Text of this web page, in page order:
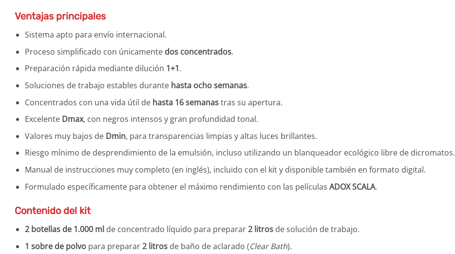
Ventajas principales
Sistema apto para envío internacional.
Proceso simplificado con únicamente dos concentrados.
Preparación rápida mediante dilución 1+1.
Soluciones de trabajo estables durante hasta ocho semanas.
Concentrados con una vida útil de hasta 16 semanastras su apertura.
Excelente Dmax, con negros intensos y gran profundidad tonal.
Valores muy bajos de Dmin, para transparencias limpias y altas luces brillantes.
Riesgo mínimo de desprendimiento de la emulsión, incluso utilizando un blanqueador ecológico libre de dicromatos.
Manual de instrucciones muy completo (en inglés), incluido con el kit y disponible también en formato digital.
Formulado específicamente para obtener el máximo rendimiento con las películas ADOX SCALA.
Contenido del kit
2 botellas de 1.000 mlde concentrado líquido para preparar2 litrosde solución de trabajo.
1 sobre de polvopara preparar2 litrosde baño de aclarado (Clear Bath).